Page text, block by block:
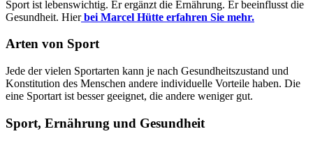
Sport ist lebenswichtig. Er ergänzt die Ernährung. Er beeinflusst die
Gesundheit. Hierbei Marcel Hütte erfahren Sie mehr.
Arten von Sport
Jede der vielen Sportarten kann je nach Gesundheitszustand und
Konstitution des Menschen andere individuelle Vorteile haben. Die
eine Sportart ist besser geeignet, die andere weniger gut.
Sport, Ernährung und Gesundheit